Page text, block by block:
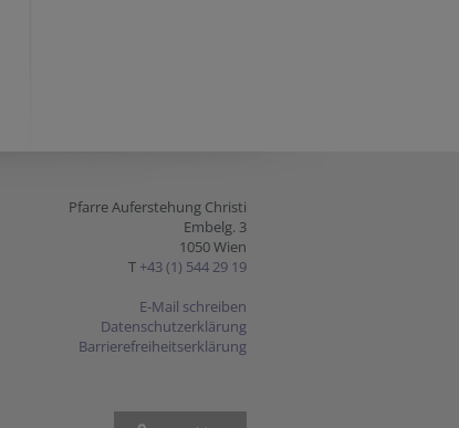
Pfarre Auferstehung Christi
Embelg. 3
1050 Wien
T +43 (1) 544 29 19
E-Mail schreiben
Datenschutzerklärung
Barrierefreiheitserklärung